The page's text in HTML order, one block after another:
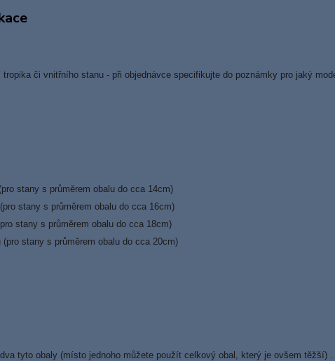
či vnitřního stanu - při objednávce specifikujte do poznámky pro jaký
stany s průměrem obalu do cca 14cm)
stany s průměrem obalu do cca 16cm)
stany s průměrem obalu do cca 18cm)
stany s průměrem obalu do cca 20cm)
tyto obaly (místo jednoho můžete použít celkový obal, který je ovšem těžší) .